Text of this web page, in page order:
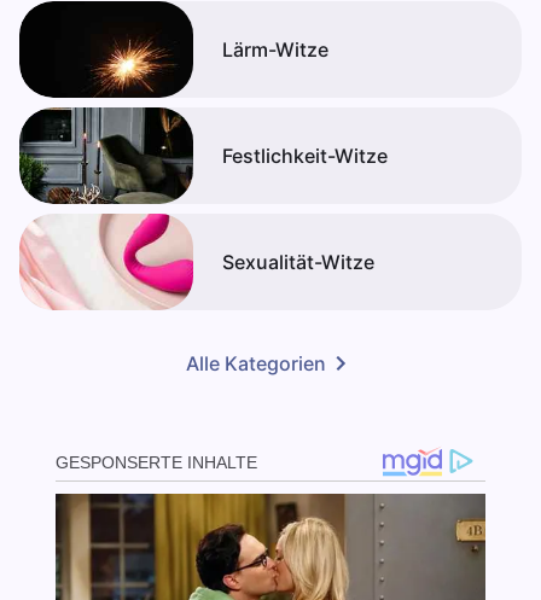
Lärm-Witze
Festlichkeit-Witze
Sexualität-Witze
Alle Kategorien